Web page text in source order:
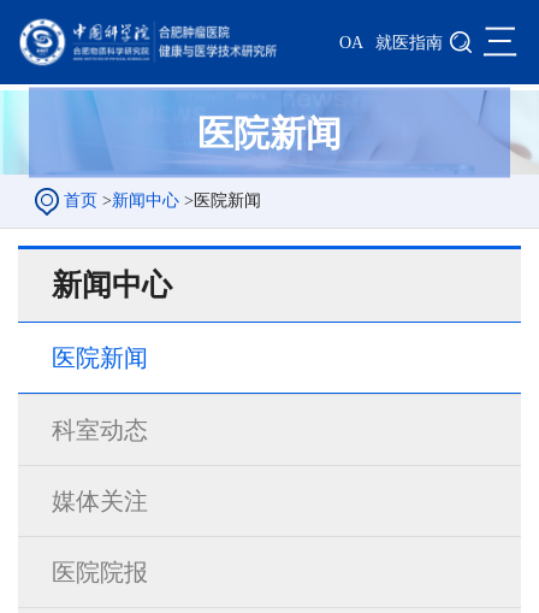
OA 就医指南 三
医院新闻
首页 >新闻中心 > 医院新闻
新闻中心
医院新闻
科室动态
媒体关注
医院院报